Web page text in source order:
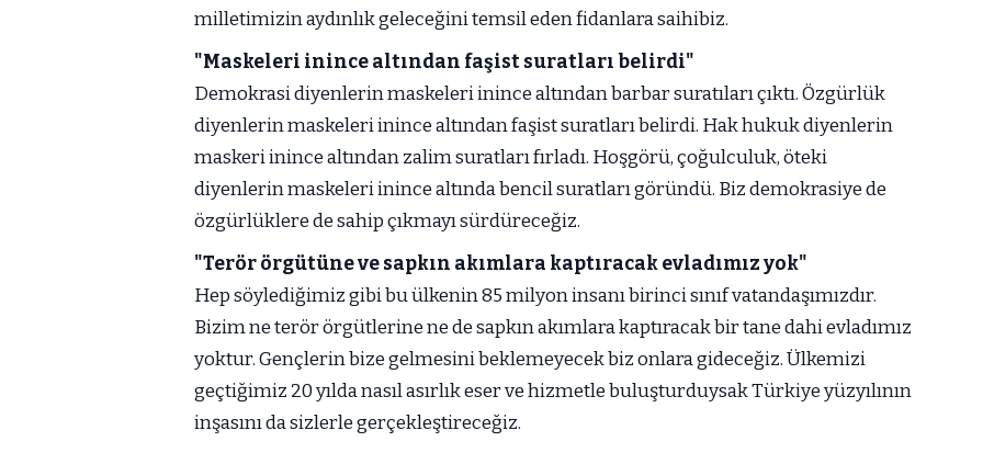
milletimizin aydınlık geleceğini temsil eden fidanlara saihibiz.
"Maskeleri inince altından faşist suratları belirdi"
Demokrasi diyenlerin maskeleri inince altından barbar suratıları çıktı. Özgürlük
diyenlerin maskeleri inince altından faşist suratları belirdi. Hak hukuk diyenlerin
maskeri inince altından zalim suratları fırladı. Hoşgörü, çoğulculuk, öteki
diyenlerin maskeleri inince altında bencil suratları göründü. Biz demokrasiye de
özgürlüklere de sahip çıkmayı sürdüreceğiz.
"Terör örgütüne ve sapkın akımlara kaptıracak evladımız yok"
Hep söylediğimiz gibi bu ülkenin 85 milyon insanı birinci sınıf vatandaşımızdır.
Bizim ne terör örgütlerine ne de sapkın akımlara kaptıracak bir tane dahi evladımız
yoktur. Gençlerin bize gelmesini beklemeyecek biz onlara gideceğiz. Ülkemizi
geçtiğimiz 20 yılda nasıl asırlık eser ve hizmetle buluşturduysak Türkiye yüzyılının
inşasını da sizlerle gerçekleştireceğiz.